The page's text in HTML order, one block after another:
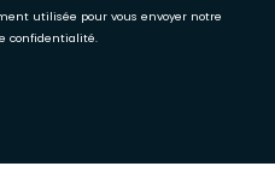
utilisée pour vous envoyer notre
confidentialité.